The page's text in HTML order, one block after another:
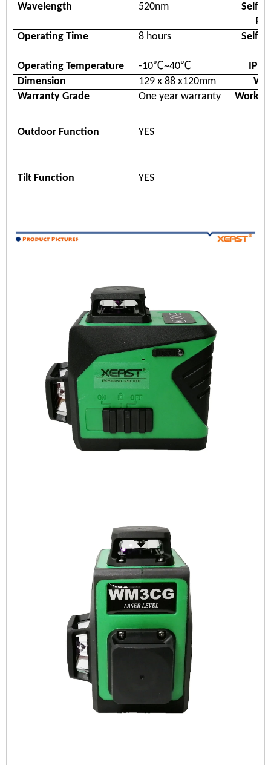
Wavelength
520nm
Self-
Operating Time
8 hours
Self-
Operating Temperature -10℃~40℃
IP
Dimension
129 x 88 x120mm
Warranty Grade
One year warranty
Outdoor Function YES
Tilt Function YES